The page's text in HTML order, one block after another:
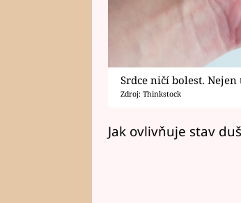
Srdce ničí bolest.
Zdroj: Thinkstock
Jak ovlivňuje stav